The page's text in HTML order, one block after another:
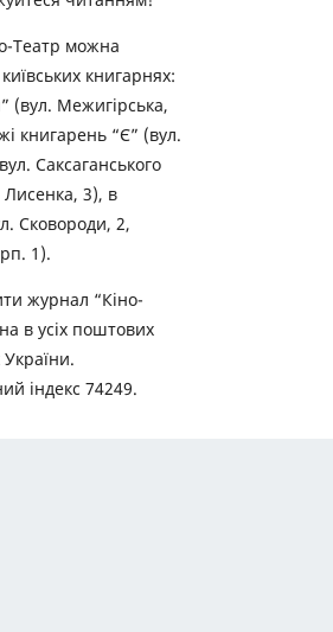
Театр можна
книгарнях:
(вул. Межигірська,
книгарень “Є” (вул.
Саксаганського
Лисенка, 3), в
Сковороди, 2,
1).
журнал “Кіно-
в усіх поштових
України.
індекс 74249.